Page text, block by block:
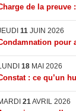
de la preuve
11 JUIN 2026
pour
18 MAI 2026
: ce qu’un
21AVRIL 2026